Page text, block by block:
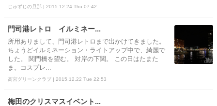
じゅずじの旦那 | 2015.12.24 Thu 07:42
門司港レトロ イルミネー...
所用ありまして、門司港レトロまで出かけてきました。
ちょうどイルミネーション・ライトアップ中で、綺麗で
した。 関門橋を望む。 対岸の下関。 この日はたまた
ま。コスプレ...
高宮グリーンクラブ | 2015.12.22 Tue 22:53
梅田のクリスマスイベント...